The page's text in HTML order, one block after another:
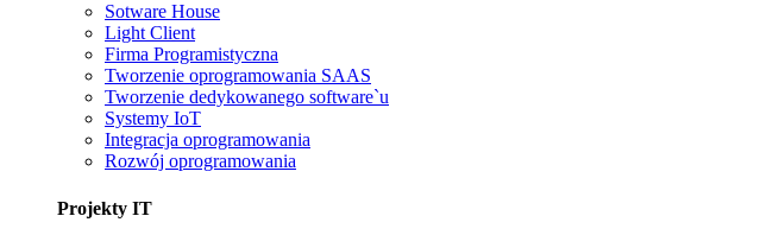
Sotware House
Light Client
Firma Programistyczna
Tworzenie oprogramowania SAAS
Tworzenie dedykowanego software`u
Systemy IoT
Integracja oprogramowania
Rozwój oprogramowania
Projekty IT